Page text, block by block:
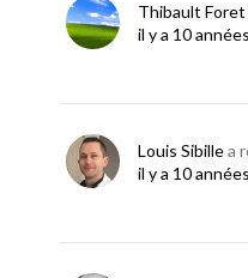
Thibault Foret
il y a 10 années
Louis Sibillea
il y a 10 années